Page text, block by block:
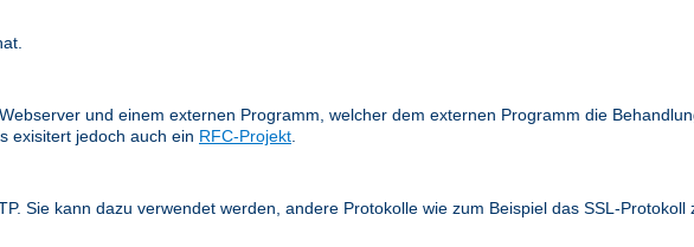
und einem externen Programm, welcher dem externen Programm die
exisitert jedoch auch ein RFC-Projekt
Sie kann dazu verwendet werden, andere Protokolle wie zum Beispiel das SSL-Protokoll